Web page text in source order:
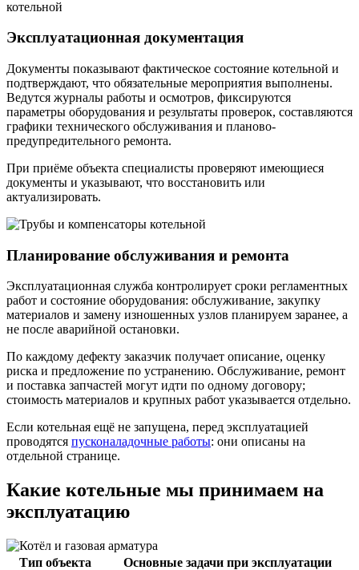
Эксплуатационная документация
Документы показывают фактическое состояние котельной и
подтверждают, что обязательные мероприятия выполнены.
Ведутся журналы работы и осмотров, фиксируются
параметры оборудования и результаты проверок, составляются
графики технического обслуживания и планово-
предупредительного ремонта.
При приёме объекта специалисты проверяют имеющиеся
документы и указывают, что восстановить или
актуализировать.
Планирование обслуживания и ремонта
Эксплуатационная служба контролирует сроки регламентных
работ и состояние оборудования: обслуживание, закупку
материалов и замену изношенных узлов планируем заранее, а
не после аварийной остановки.
По каждому дефекту заказчик получает описание, оценку
риска и предложение по устранению. Обслуживание, ремонт
и поставка запчастей могут идти по одному договору;
стоимость материалов и крупных работ указывается отдельно.
Если котельная ещё не запущена, перед эксплуатацией
проводятся пусконаладочные работы: они описаны на
отдельной странице.
Какие котельные мы принимаем на
эксплуатацию
Тип объекта Основные задачи при эксплуатации